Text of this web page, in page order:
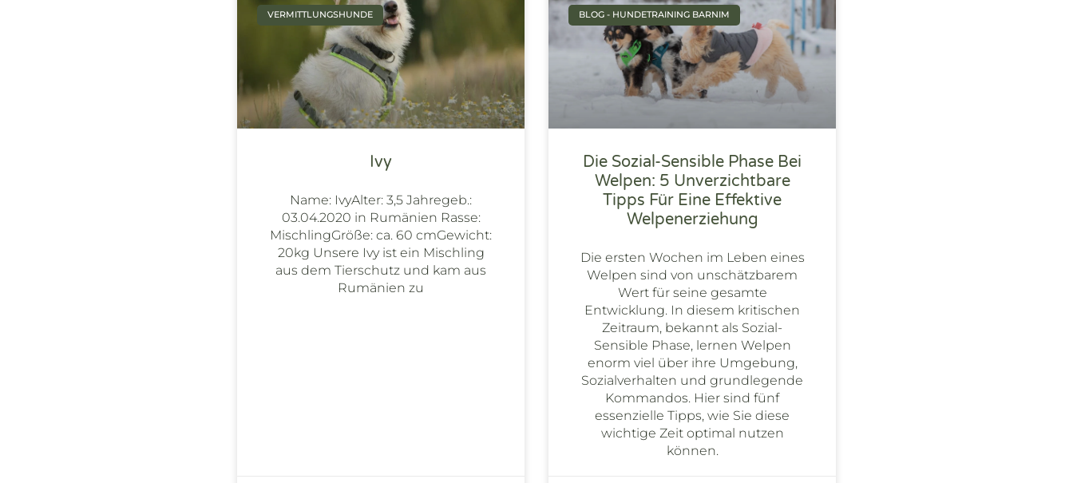
VERMITTLUNGSHUNDE
Ivy
Name: IvyAlter: 3,5 Jahregeb.:
03.04.2020 in Rumänien Rasse:
MischlingGröße: ca. 60 cmGewicht:
20kg Unsere Ivy ist ein Mischling
aus dem Tierschutz und kam aus
Rumänien zu
BLOG - HUNDETRAINING BARNIM
Die Sozial-Sensible Phase Bei
Welpen: 5 Unverzichtbare
Tipps Für Eine Effektive
Welpenerziehung
Die ersten Wochen im Leben eines
Welpen sind von unschätzbarem
Wert für seine gesamte
Entwicklung. In diesem kritischen
Zeitraum, bekannt als Sozial-
Sensible Phase, lernen Welpen
enorm viel über ihre Umgebung,
Sozialverhalten und grundlegende
Kommandos. Hier sind fünf
essenzielle Tipps, wie Sie diese
wichtige Zeit optimal nutzen
können.